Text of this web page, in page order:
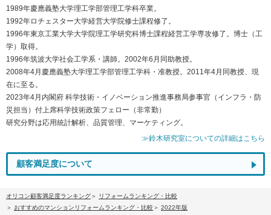
1989年慶應義塾大学理工学部管理工学科卒業。
1992年ロチェスター大学経営大学院修士課程修了。
1996年東京工業大学大学院理工学研究科博士課程経営工学専攻修了。博士（工
学）取得。
1996年筑波大学社会工学系・講師。2002年6月同助教授。
2008年4月慶應義塾大学理工学部管理工学科・准教授。2011年4月同教授、現
在に至る。
2023年4月内閣府 科学技術・イノベーション推進事務局参事官（インフラ・防
災担当）付上席科学技術政策フェロー（非常勤）
研究分野は応用統計解析、品質管理、マーケティング。
≫鈴木研究室についての詳細はこちら
顧客満足度について
オリコン顧客満足度ランキング
リフォームランキング・比較
おすすめのマンションリフォームランキング・比較
2022年版